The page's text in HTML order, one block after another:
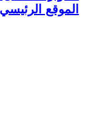
الموقع الرئيسي